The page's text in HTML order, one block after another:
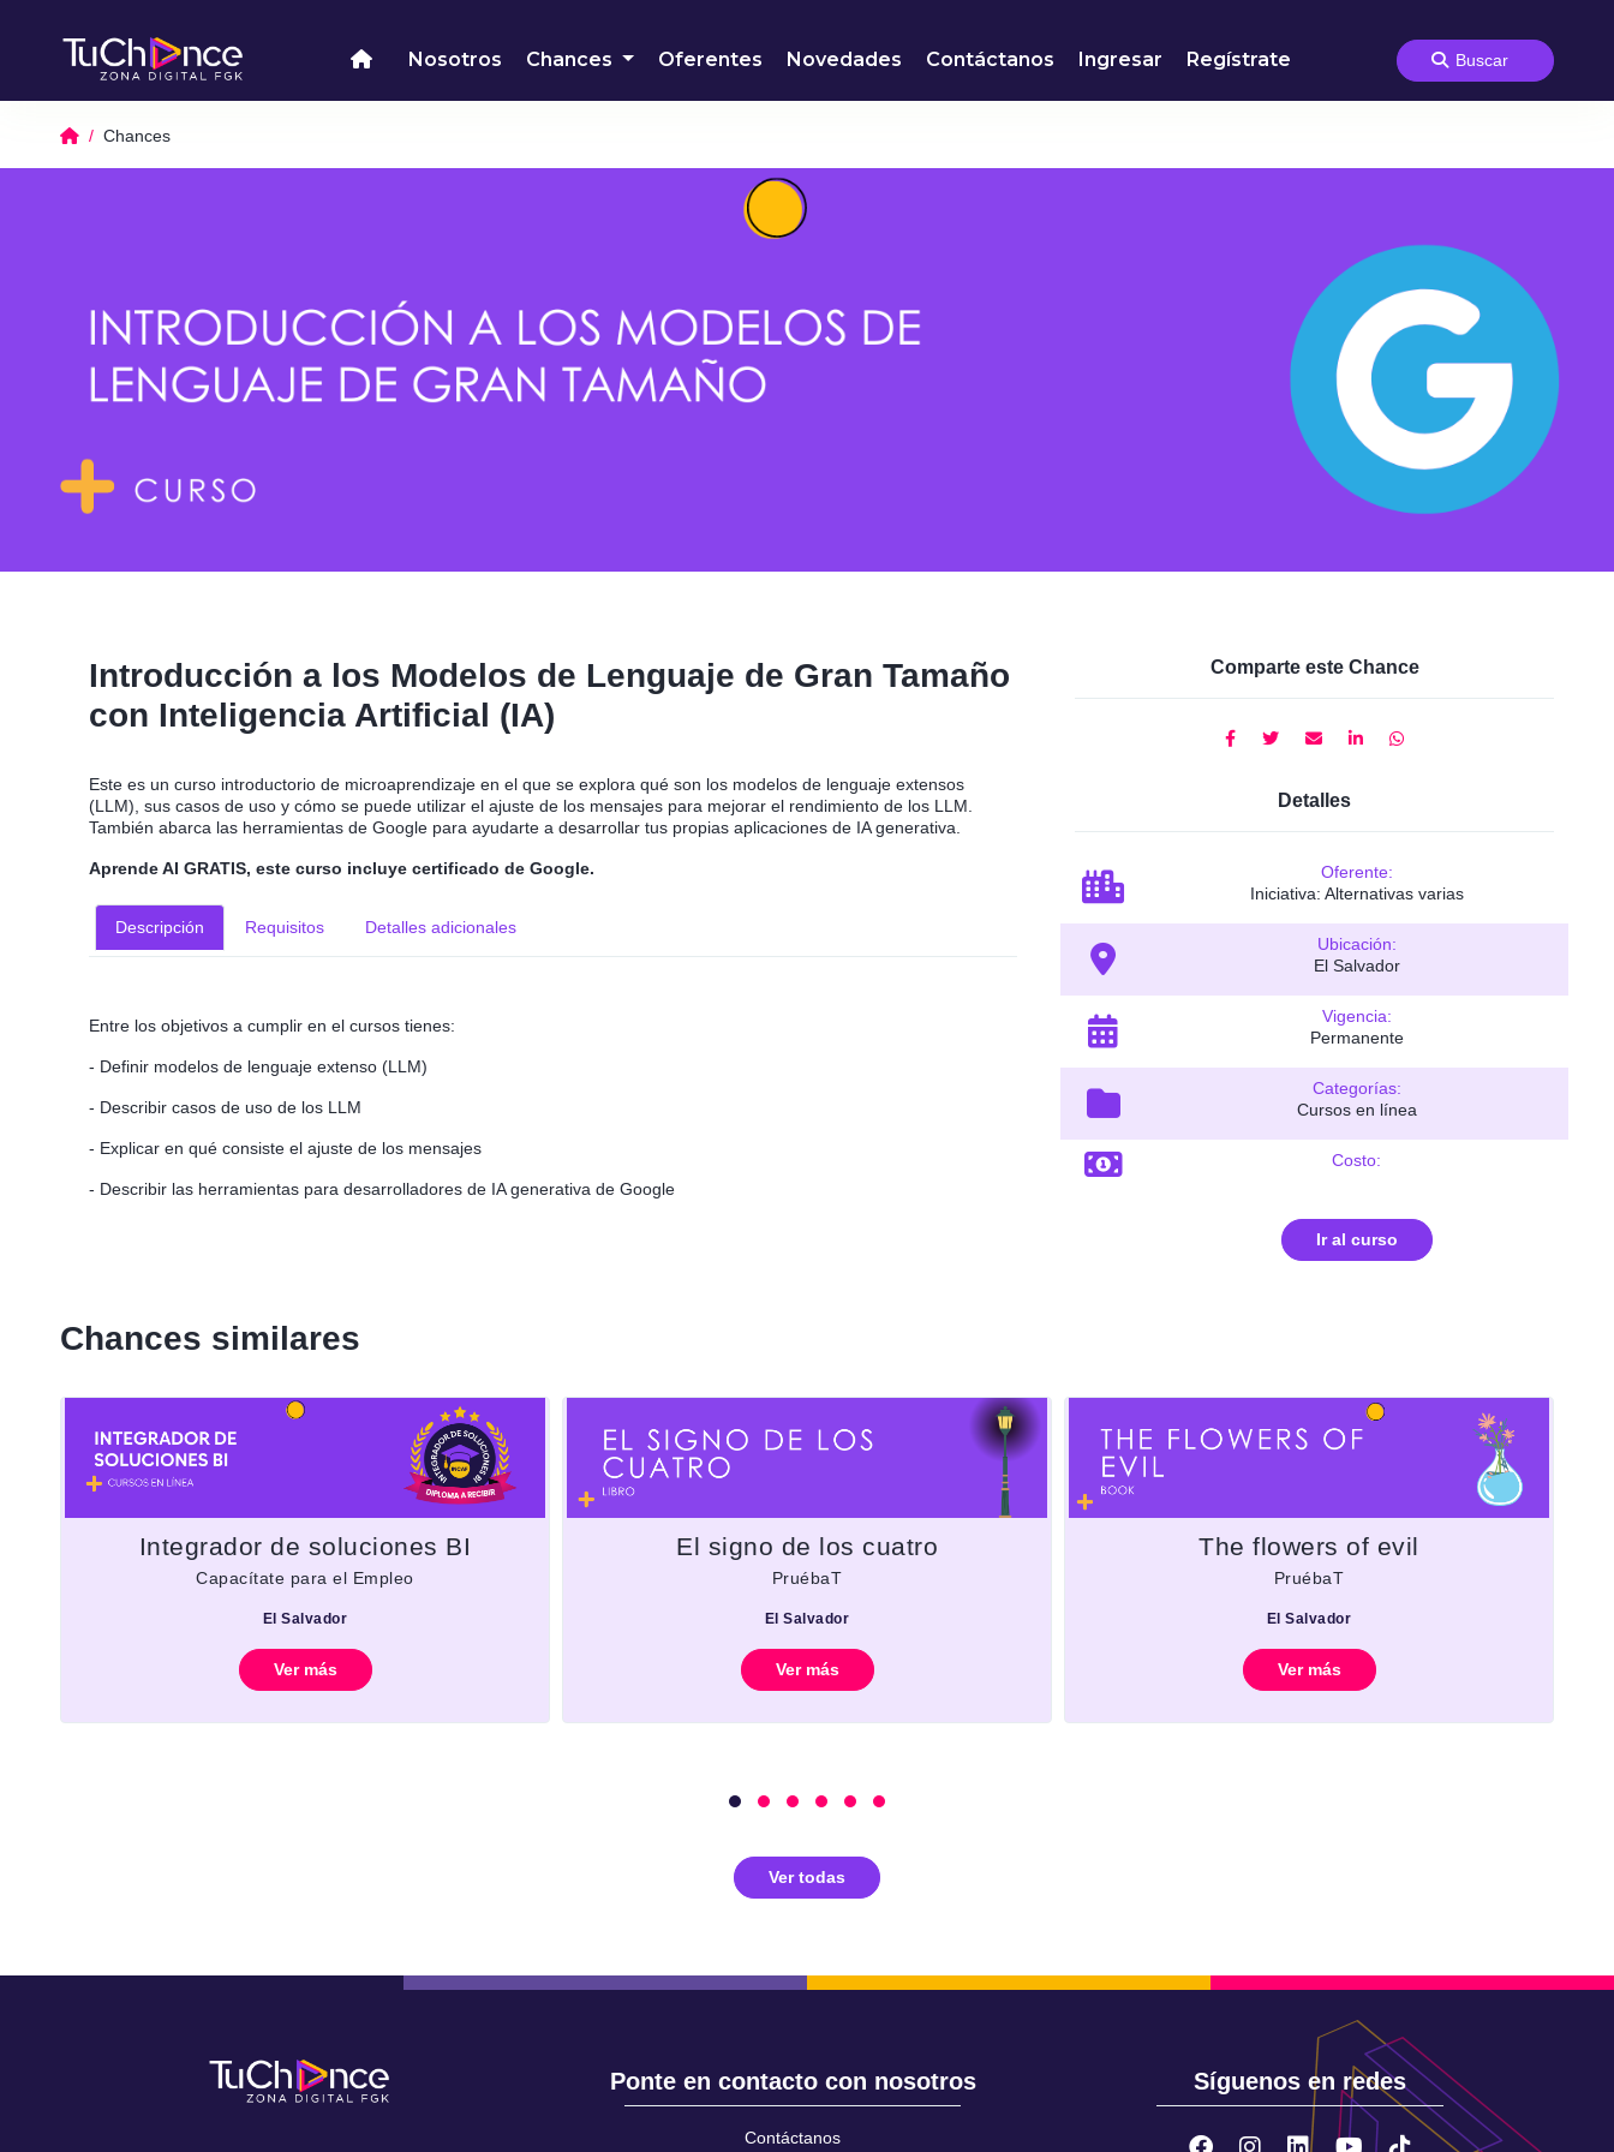
Nosotros Chances Oferentes Novedades Contáctanos Ingresar Regístrate
Chances
Introducción a los Modelos de Lenguaje de Gran Tamaño
con Inteligencia Artificial (IA)
Este es un curso introductorio de microaprendizaje en el que se explora qué son los modelos de lenguaje extensos
(LLM), sus casos de uso y cómo se puede utilizar el ajuste de los mensajes para mejorar el rendimiento de los LLM.
También abarca las herramientas de Google para ayudarte a desarrollar tus propias aplicaciones de IA generativa.
Aprende AI GRATIS, este curso incluye certificado de Google.
Descripción Requisitos Detalles adicionales
Entre los objetivos a cumplir en el cursos tienes:
- Definir modelos de lenguaje extenso (LLM)
- Describir casos de uso de los LLM
- Explicar en qué consiste el ajuste de los mensajes
- Describir las herramientas para desarrolladores de IA generativa de Google
Comparte este Chance
Detalles
Oferente:
Iniciativa: Alternativas varias
Ubicación:
El Salvador
Vigencia:
Permanente
Categorías:
Cursos en línea
Costo:
Ir al curso
Chances similares
Integrador de soluciones BI
Capacítate para el Empleo
El Salvador
Ver más
El signo de los cuatro
PruébaT
El Salvador
Ver más
The flowers of evil
PruébaT
El Salvador
Ver más
Ver todas
Ponte en contacto con nosotros
Contáctanos
Síguenos en redes